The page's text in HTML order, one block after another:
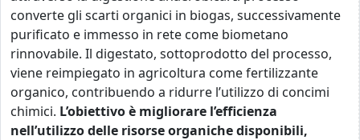
converte gli scarti organici in biogas, successivamente
purificato e immesso in rete come biometano
rinnovabile. Il digestato, sottoprodotto del processo,
viene reimpiegato in agricoltura come fertilizzante
organico, contribuendo a ridurre l’utilizzo di concimi
chimici. L’obiettivo è migliorare l’efficienza
nell’utilizzo delle risorse organiche disponibili,